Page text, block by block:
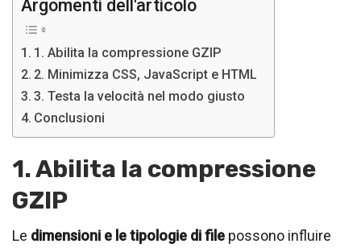
Argomenti dell'articolo
1. Abilita la compressione GZIP
2. Minimizza CSS, JavaScript e HTML
3. Testa la velocità nel modo giusto
Conclusioni
1. Abilita la compressione
GZIP
Le dimensioni e le tipologie di file possono influire